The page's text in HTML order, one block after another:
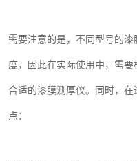
需要注意的是，不同型号的
度，因此在实际使用中，需
合适的漆膜测厚仪。同时，
点：